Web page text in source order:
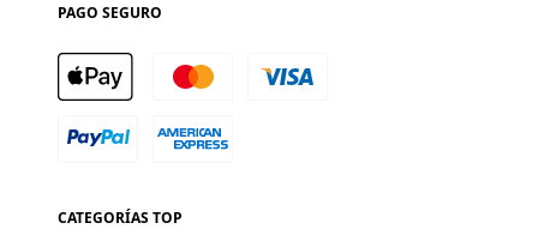
PAGO SEGURO
CATEGORÍAS TOP